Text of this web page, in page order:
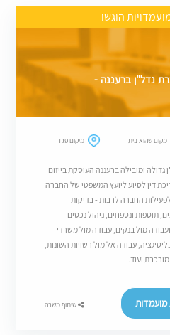
הוגשו
נדל"ן ברעננה -
מקום שהוא בית מיקום פגז
ומובילה ברעננה העוסקת בייזום
דין לסיוע ליועץ המשפטי של החברה
החברה לרבות - בדיקות
תוספות ונספחים, ניהול נכסים
מול בנקים, עבודה מול משרדי
עבודה אל מול רשויות השונות,
ועוד....
שיתוף משרה